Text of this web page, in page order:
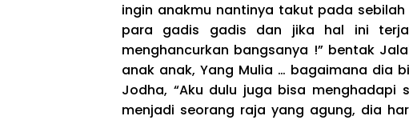
ingin anakmu nantinya takut pada
para gadis gadis dan jika hal ini
menghancurkan bangsanya !” bentak
anak anak, Yang Mulia … bagaimana dia
Jodha, “Aku dulu juga bisa menghadapi
menjadi seorang raja yang agung, dia